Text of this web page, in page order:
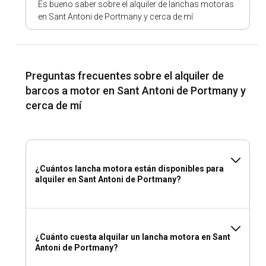
Portmany?
Mientras estés en la ciudad, no te pierdas el famoso Sunset
puedes disfrutar de varios deportes acuáticos o
simplemente relajarte en las playas de arena y bañadas por
el sol de la ciudad.
en Sant Antoni de Portmany?
El Club Nautico Sant Antoni es una excelente opción de
marina en la ciudad con grandes instalaciones. Para
aguas tranquilas y hermosos alrededores.
¿Debería alquilar un barco a motor en Sant Antoni
de Portmany con o sin patrón?
Es bueno saber sobre el alquiler de lanchas motoras
en Sant Antoni de Portmany y cerca de mí
Preguntas frecuentes sobre el alquiler de
barcos a motor en Sant Antoni de Portmany y
cerca de mí
¿Cuántos lancha motora están disponibles para
alquiler en Sant Antoni de Portmany?
¿Cuánto cuesta alquilar un lancha motora en Sant
Antoni de Portmany?